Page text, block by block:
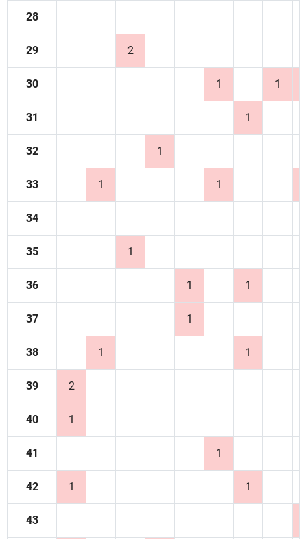
28
29 2
30 1 1
31 1
32 1
33 1 1
34
35 1
36 1 1
37 1
38 1 1
39 2
40 1
41 1
42 1 1
43